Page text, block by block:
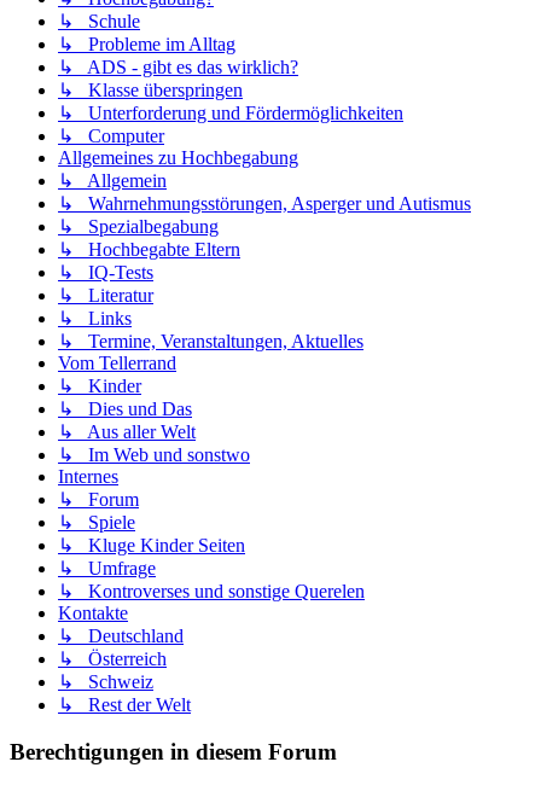
↳ Schule
↳ Probleme im Alltag
↳ ADS - gibt es das wirklich?
↳ Klasse überspringen
↳ Unterforderung und Fördermöglichkeiten
↳ Computer
Allgemeines zu Hochbegabung
↳ Allgemein
↳ Wahrnehmungsstörungen, Asperger und Autismus
↳ Spezialbegabung
↳ Hochbegabte Eltern
↳ IQ-Tests
↳ Literatur
↳ Links
↳ Termine, Veranstaltungen, Aktuelles
Vom Tellerrand
↳ Kinder
↳ Dies und Das
↳ Aus aller Welt
↳ Im Web und sonstwo
Internes
↳ Forum
↳ Spiele
↳ Kluge Kinder Seiten
↳ Umfrage
↳ Kontroverses und sonstige Querelen
Kontakte
↳ Deutschland
↳ Österreich
↳ Schweiz
↳ Rest der Welt
Berechtigungen in diesem Forum